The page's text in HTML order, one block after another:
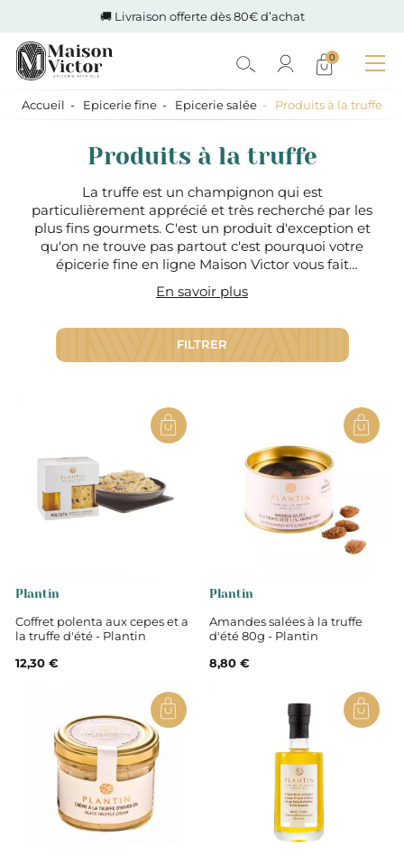
🚚 Livraison offerte dès 80€ d’achat
0
Accueil Epicerie fine Epicerie salée Produits à la truffe
Produits à la truffe
La truffe est un champignon qui est
particulièrement apprécié et très recherché par les
plus fins gourmets. C'est un produit d'exception et
qu'on ne trouve pas partout c'est pourquoi votre
épicerie fine en ligne Maison Victor vous fait
partager tous ses produits à base de truffe que ce
soit de la truffe noire ou de la truffe blanche. Vous
choix de produits à la truffe parmi lesquels des
huiles d'olives, des tartinables, des chips, des
En savoir plus
FILTRER
Plantin
Coffret polenta aux cepes et a
la truffe d'été - Plantin
12,30 €
Plantin
Amandes salées à la truffe
d'été 80g - Plantin
8,80 €